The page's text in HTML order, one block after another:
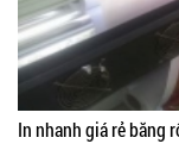
In nhanh giá rẻ băng